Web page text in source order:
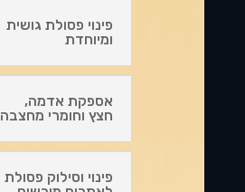
פינוי פסולת גושית
ומיוחדת
אספקת אדמה,
חצץ וחומרי מחצבה
פינוי וסילוק פסולת